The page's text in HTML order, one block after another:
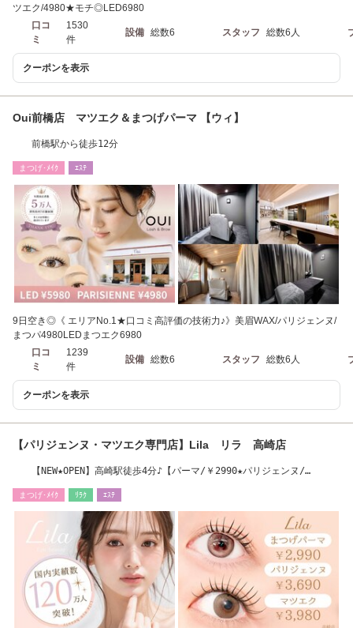
ツエク/4980★モチ◎LED6980
口コ
ミ
1530
件
設備 総数6 スタッフ 総数6人
クーポンを表示
Oui前橋店 マツエク＆まつげパーマ 【ウィ】
前橋駅から徒歩12分
まつげ･ﾒｲｸ ｴｽﾃ
9日空き◎《 エリアNo.1★口コミ高評価の技術力♪》美眉WAX/パリジェンヌ/
まつパ4980LEDまつエク6980
口コ
ミ
1239
件
設備 総数6 スタッフ 総数6人
クーポンを表示
【パリジェンヌ・マツエク専門店】Lila リラ 高崎店
【NEW★OPEN】高崎駅徒歩4分♪【パーマ/￥2990★パリジェンヌ/
まつげ･ﾒｲｸ ﾘﾗｸ ｴｽﾃ